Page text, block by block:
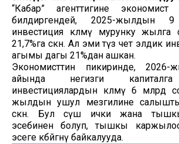
“Кабар” агенттигине
билдиргендей, 2025-жылдын
инвестиция көлөмү мурунку
21,7%га өскөн. Ал эми түз чет элдик
агымы дагы 21%дан ашкан.
Экономисттин пикиринде, 2026-
айында негизги капиталга
инвестициялардын көлөмү 6 млрд
жылдын ушул мезгилине
өскөн. Бул өсүш ички жана
эсебинен болуп, тышкы
эсеге көбөйгөнү байкалууда.